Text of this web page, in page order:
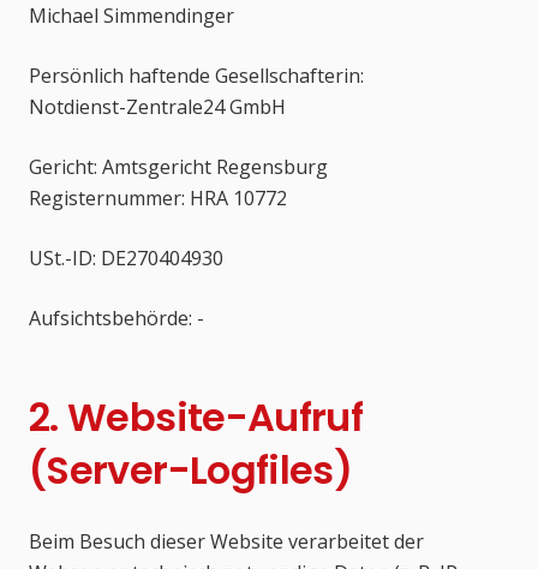
Michael Simmendinger
Persönlich haftende Gesellschafterin:
Notdienst-Zentrale24 GmbH
Gericht: Amtsgericht Regensburg
Registernummer: HRA 10772
USt.-ID: DE270404930
Aufsichtsbehörde: -
2. Website-Aufruf
(Server-Logfiles)
Beim Besuch dieser Website verarbeitet der